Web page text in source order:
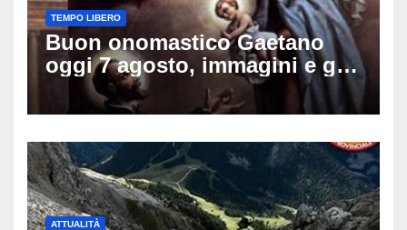
TEMPO LIBERO
Buon onomastico Gaetano
oggi 7 agosto, immagini e gif
di auguri da condividere sui
social
ATTUALITÀ